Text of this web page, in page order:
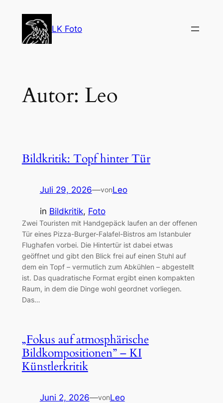
springen
LK Foto
Autor: Leo
Bildkritik: Topf hinter Tür
Juli 29, 2026—vonLeo
in Bildkritik, Foto
Zwei Touristen mit Handgepäck laufen an der offenen
Tür eines Pizza-Burger-Falafel-Bistros am Istanbuler
Flughafen vorbei. Die Hintertür ist dabei etwas
geöffnet und gibt den Blick frei auf einen Stuhl auf
dem ein Topf – vermutlich zum Abkühlen – abgestellt
ist. Das quadratische Format ergibt einen kompakten
Raum, in dem die Dinge wohl geordnet vorliegen.
Das…
„Fokus auf atmosphärische
Bildkompositionen” – KI
Künstlerkritik
Juni 2, 2026—vonLeo